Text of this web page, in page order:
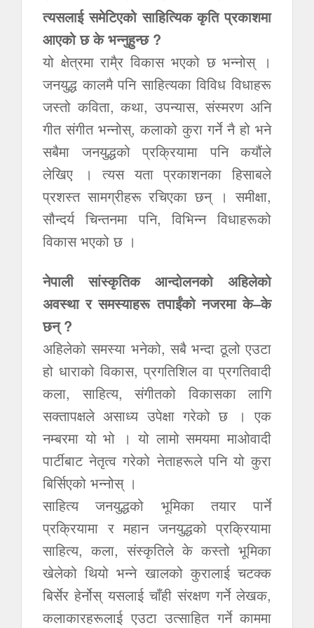
त्यसलाई समेटिएको साहित्यिक कृति प्रकाशमा
आएको छ के भन्नुहुन्छ ?
यो क्षेत्रमा रामै्र विकास भएको छ भन्नोस् ।
जनयुद्ध कालमै पनि साहित्यका विविध विधाहरू
जस्तो कविता, कथा, उपन्यास, संस्मरण अनि
गीत संगीत भन्नोस्, कलाको कुरा गर्ने नै हो भने
सबैमा जनयुद्धको प्रक्रियामा पनि कयौंले
लेखिए । त्यस यता प्रकाशनका हिसाबले
प्रशस्त सामग्रीहरू रचिएका छन् । समीक्षा,
सौन्दर्य चिन्तनमा पनि, विभिन्न विधाहरूको
विकास भएको छ ।
नेपाली सांस्कृतिक आन्दोलनको अहिलेको
अवस्था र समस्याहरू तपाईंको नजरमा के–के
छन् ?
अहिलेको समस्या भनेको, सबै भन्दा ठूलो एउटा
हो धाराको विकास, प्रगतिशिल वा प्रगतिवादी
कला, साहित्य, संगीतको विकासका लागि
सक्तापक्षले असाध्य उपेक्षा गरेको छ । एक
नम्बरमा यो भो । यो लामो समयमा माओवादी
पार्टीबाट नेतृत्व गरेको नेताहरूले पनि यो कुरा
बिर्सिएको भन्नोस् ।
साहित्य जनयुद्धको भूमिका तयार पार्ने
प्रक्रियामा र महान जनयुद्धको प्रक्रियामा
साहित्य, कला, संस्कृतिले के कस्तो भूमिका
खेलेको थियो भन्ने खालको कुरालाई चटक्क
बिर्सेर हेर्नोस् यसलाई चाँही संरक्षण गर्ने लेखक,
कलाकारहरूलाई एउटा उत्साहित गर्ने काममा